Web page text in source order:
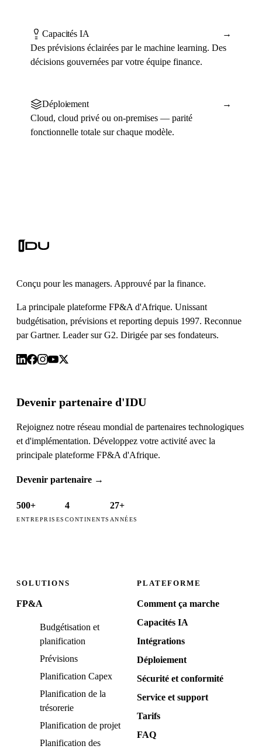
Capacités IA
→
Des prévisions éclairées par le machine learning. Des
décisions gouvernées par votre équipe finance.
Déploiement
→
Cloud, cloud privé ou on-premises — parité
fonctionnelle totale sur chaque modèle.
Conçu pour les managers. Approuvé par la finance.
La principale plateforme FP&A d'Afrique. Unissant
budgétisation, prévisions et reporting depuis 1997. Reconnue
par Gartner. Leader sur G2. Dirigée par ses fondateurs.
Devenir partenaire d'IDU
Rejoignez notre réseau mondial de partenaires technologiques
et d'implémentation. Développez votre activité avec la
principale plateforme FP&A d'Afrique.
Devenir partenaire →
500+
ENTREPRISES
4
CONTINENTS
27+
ANNÉES
SOLUTIONS
FP&A
Budgétisation et
planification
Prévisions
Planification Capex
Planification de la
trésorerie
Planification de projet
Planification des
PLATEFORME
Comment ça marche
Capacités IA
Intégrations
Déploiement
Sécurité et conformité
Service et support
Tarifs
FAQ